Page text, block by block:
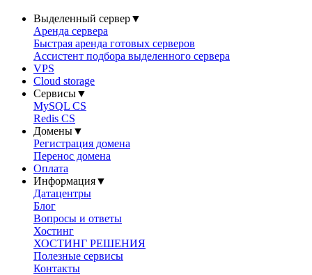
Выделенный сервер▼
Аренда сервера
Быстрая аренда готовых серверов
Ассистент подбора выделенного сервера
VPS
Cloud storage
Сервисы▼
MySQL CS
Redis CS
Домены▼
Регистрация домена
Перенос домена
Оплата
Информация▼
Датацентры
Блог
Вопросы и ответы
Хостинг
ХОСТИНГ РЕШЕНИЯ
Полезные сервисы
Контакты